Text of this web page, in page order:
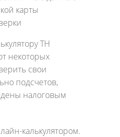
карты
ТН
некоторых
свои
подсчетов,
налоговым
калькулятором.